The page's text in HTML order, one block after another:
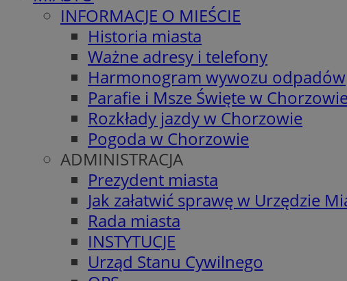
INFORMACJE O MIEŚCIE
Historia miasta
Ważne adresy i telefony
Harmonogram wywozu odpadów
Parafie i Msze Święte w
Rozkłady jazdy w Chorzowie
Pogoda w Chorzowie
ADMINISTRACJA
Prezydent miasta
Jak załatwić sprawę w Urzędzie
Rada miasta
INSTYTUCJE
Urząd Stanu Cywilnego